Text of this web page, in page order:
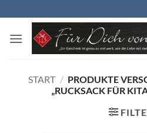
Inhalt
springen
START / PRODUKTE
„RUCKSACK FÜR